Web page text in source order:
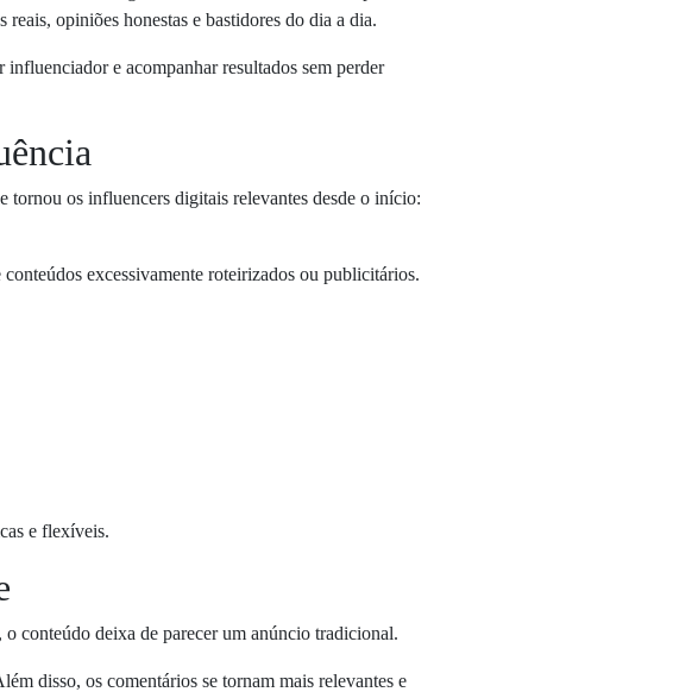
opiniões honestas e bastidores do dia a dia.
e acompanhar resultados sem perder
tornou os influencers digitais relevantes desde o início:
excessivamente roteirizados ou publicitários.
e flexíveis.
conteúdo deixa de parecer um anúncio tradicional.
disso, os comentários se tornam mais relevantes e